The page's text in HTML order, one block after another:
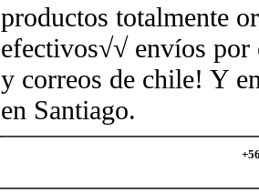
productos totalmente
efectivos√√ envíos por
y correos de chile! Y
en Santiago.